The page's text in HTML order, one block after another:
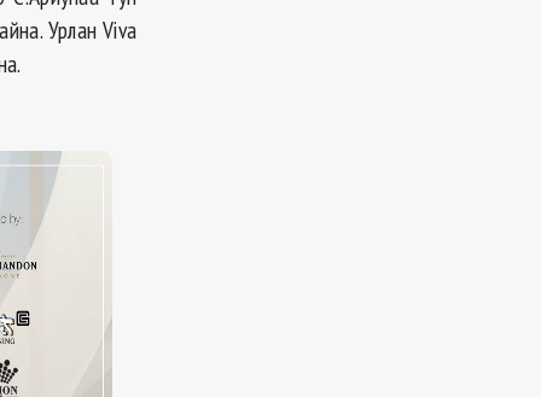
Урлан Viva